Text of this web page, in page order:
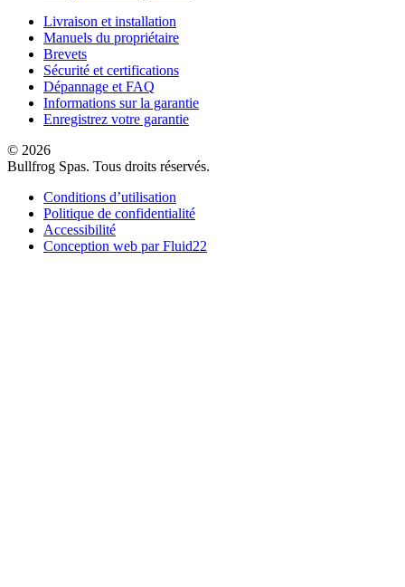
Livraison et installation
Manuels du propriétaire
Brevets
Sécurité et certifications
Dépannage et FAQ
Informations sur la garantie
Enregistrez votre garantie
© 2026
Bullfrog Spas. Tous droits réservés.
Conditions d’utilisation
Politique de confidentialité
Accessibilité
Conception web par Fluid22